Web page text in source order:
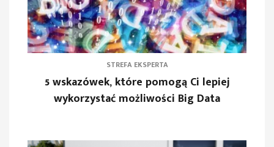
STREFA EKSPERTA
5 wskazówek, które pomogą Ci lepiej
wykorzystać możliwości Big Data